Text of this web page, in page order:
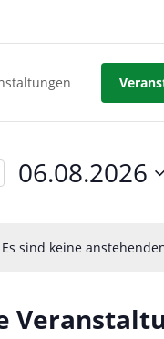
Es sind keine
06.08.2026